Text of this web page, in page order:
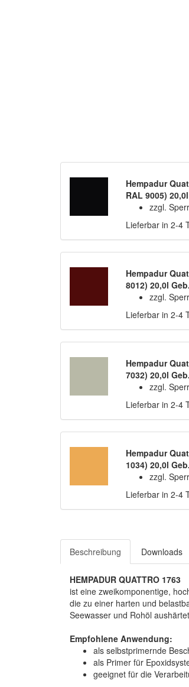
Hempadur
RAL 9005)
zzgl.
Lieferbar in 2-4
Hempadur
8012) 20,0l Geb.
zzgl.
Lieferbar in 2-4
Hempadur
7032) 20,0l Geb.
zzgl.
Lieferbar in 2-4
Hempadur
1034) 20,0l Geb.
zzgl.
Lieferbar in 2-4
Beschreibung Downloads
HEMPADUR QUATTRO 1763
ist eine zweikomponentige,
die zu einer harten und
Seewasser und Rohöl
Empfohlene Anwendung:
als selbstprimernde
als Primer für
geeignet für die